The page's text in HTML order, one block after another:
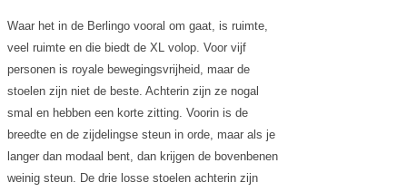
Waar het in de Berlingo vooral om gaat, is ruimte,
veel ruimte en die biedt de XL volop. Voor vijf
personen is royale bewegingsvrijheid, maar de
stoelen zijn niet de beste. Achterin zijn ze nogal
smal en hebben een korte zitting. Voorin is de
breedte en de zijdelingse steun in orde, maar als je
langer dan modaal bent, dan krijgen de bovenbenen
weinig steun. De drie losse stoelen achterin zijn